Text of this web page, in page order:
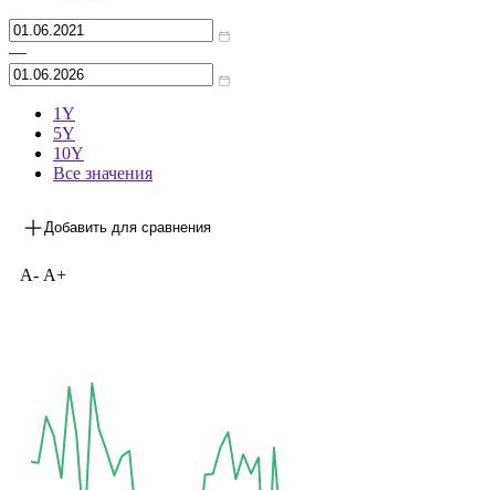
—
1Y
5Y
10Y
Все значения
Добавить для сравнения